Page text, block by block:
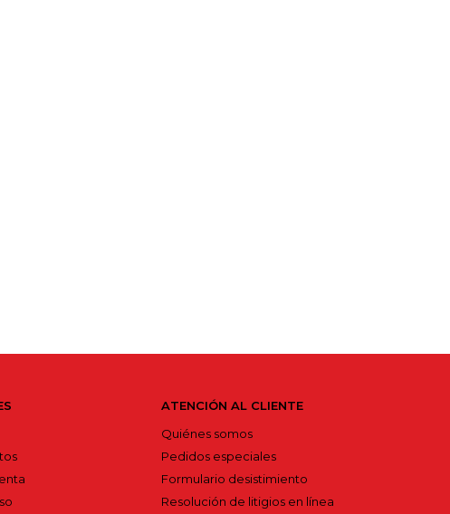
ATENCIÓN AL CLIENTE
Quiénes somos
Pedidos especiales
Formulario desistimiento
Resolución de litigios en línea